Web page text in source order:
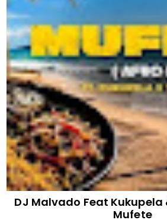
DJ Malvado Feat Kukupela
Mufete